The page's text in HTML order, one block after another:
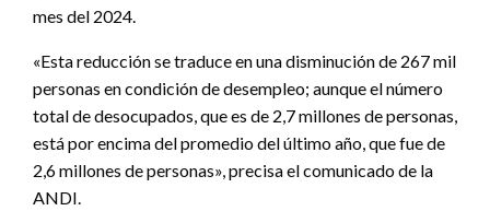
mes del 2024.
«Esta reducción se traduce en una disminución de 267 mil
personas en condición de desempleo; aunque el número
total de desocupados, que es de 2,7 millones de personas,
está por encima del promedio del último año, que fue de
2,6 millones de personas», precisa el comunicado de la
ANDI.